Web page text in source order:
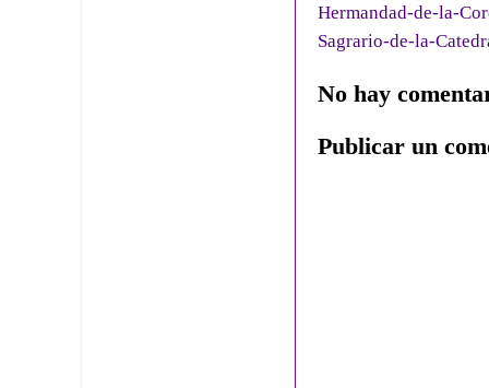
Hermandad-de-la-
Sagrario-de-la-
No hay
Publicar un